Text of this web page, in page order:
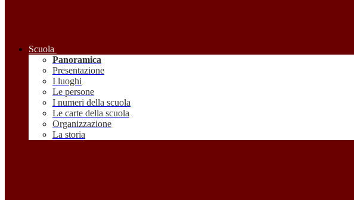
Scuola
Panoramica
Presentazione
I luoghi
Le persone
I numeri della scuola
Le carte della scuola
Organizzazione
La storia